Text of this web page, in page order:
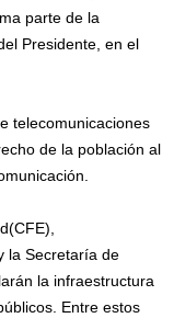
parte de la
Presidente, en el
telecomunicaciones
de la población al
la Secretaría de
la infraestructura
Entre estos